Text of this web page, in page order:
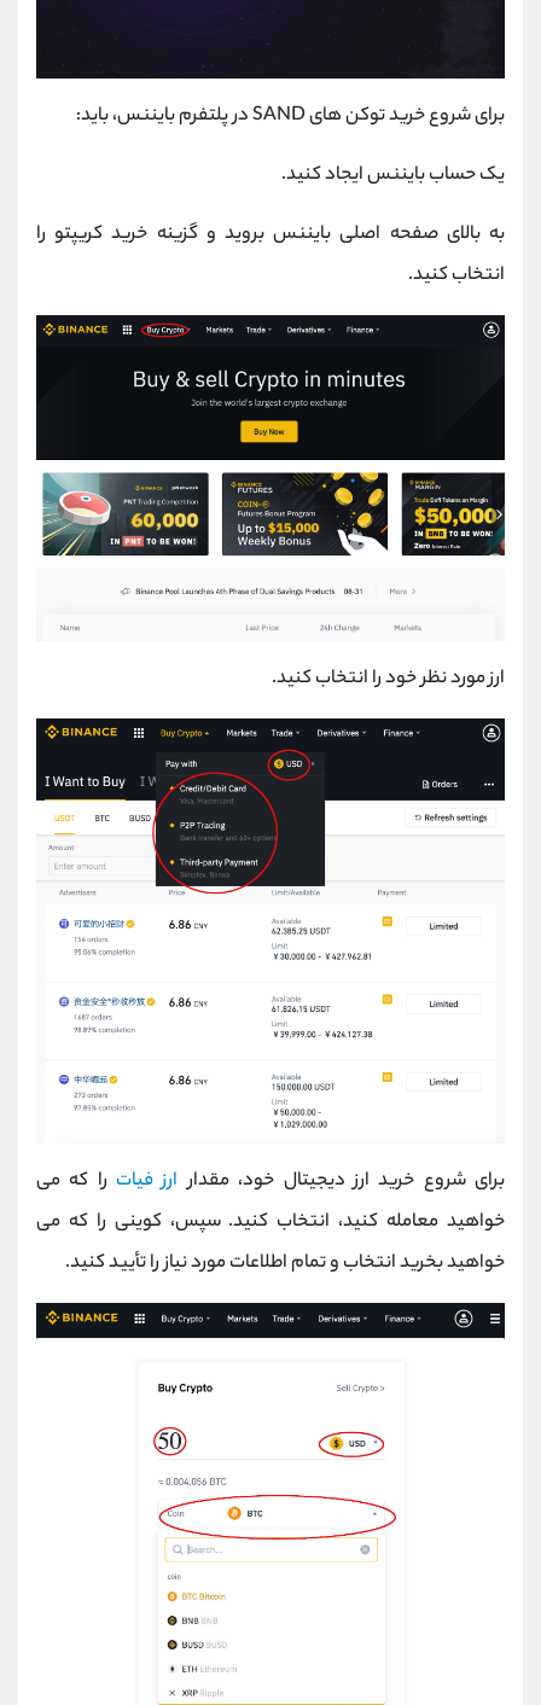
برای شروع خرید توکن های SAND در پلتفرم بایننس، باید:
یک حساب بایننس ایجاد کنید.
به بالای صفحه اصلی بایننس بروید و گزینه خرید کریپتو را
انتخاب کنید.
ارز مورد نظر خود را انتخاب کنید.
برای شروع خرید ارز دیجیتال خود، مقدار ارز فیات را که می
خواهید معامله کنید، انتخاب کنید. سپس، کوینی را که می‌
خواهید بخرید انتخاب و تمام اطلاعات مورد نیاز را تأیید کنید.